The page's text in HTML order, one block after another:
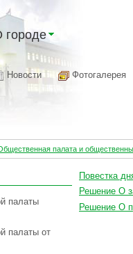
городе
Новости Фотогалерея
палата и
палаты
палаты от
Повестка
Решение О
Решение О